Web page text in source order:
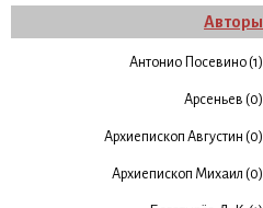
Авторы
Антонио Посевино (1)
Арсеньев (0)
Архиепископ Августин (0)
Архиепископ Михаил (0)